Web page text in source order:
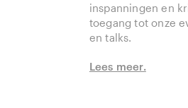
inspanningen en
toegang tot onze
en talks.
Lees meer.